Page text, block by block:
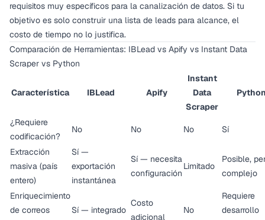
requisitos muy específicos para la canalización de datos. Si tu
objetivo es solo construir una lista de leads para alcance, el
costo de tiempo no lo justifica.
Comparación de Herramientas: IBLead vs Apify vs Instant Data
Scraper vs Python
Característica IBLead Apify
Instant
Data
Scraper
¿Requiere
codificación?
No No No Sí
Extracción
masiva (país
entero)
Sí —
exportación
instantánea
Sí — necesita
configuración
Limitado
Posible,
complejo
Enriquecimiento
de correos
Sí — integrado
Costo
adicional
No
Requiere
desarrollo